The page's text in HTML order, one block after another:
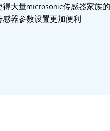
得大量microsonic传感器家族的
感器参数设置更加便利